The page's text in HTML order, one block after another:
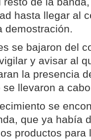
hasta llegar al
demostración.
se bajaron del
y avisar al
la presencia
llevaron a
se
que ya había
productos para